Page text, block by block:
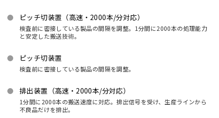
ピッチ切装置（高速・2000本/分対応）
検査前に密接している製品の間隔を調整。1分間に2000本の処理能力
と安定した搬送技術。
ピッチ切装置
検査前に密接している製品の間隔を調整。
排出装置（高速・2000本/分対応）
1分間に2000本の搬送速度に対応。排出信号を受け、生産ラインから
不良品だけを排出。